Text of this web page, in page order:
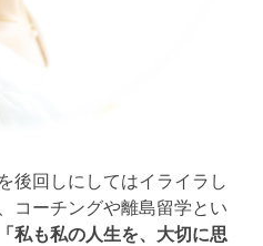
後回しにしてはイライラし
コーチングや離島留学とい
私も私の人生を、大切に思